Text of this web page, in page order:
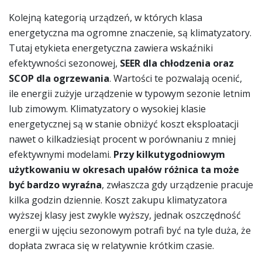
Kolejną kategorią urządzeń, w których klasa
energetyczna ma ogromne znaczenie, są klimatyzatory.
Tutaj etykieta energetyczna zawiera wskaźniki
efektywności sezonowej, SEER dla chłodzenia oraz
SCOP dla ogrzewania. Wartości te pozwalają ocenić,
ile energii zużyje urządzenie w typowym sezonie letnim
lub zimowym. Klimatyzatory o wysokiej klasie
energetycznej są w stanie obniżyć koszt eksploatacji
nawet o kilkadziesiąt procent w porównaniu z mniej
efektywnymi modelami. Przy kilkutygodniowym
użytkowaniu w okresach upałów różnica ta może
być bardzo wyraźna, zwłaszcza gdy urządzenie pracuje
kilka godzin dziennie. Koszt zakupu klimatyzatora
wyższej klasy jest zwykle wyższy, jednak oszczędność
energii w ujęciu sezonowym potrafi być na tyle duża, że
dopłata zwraca się w relatywnie krótkim czasie.